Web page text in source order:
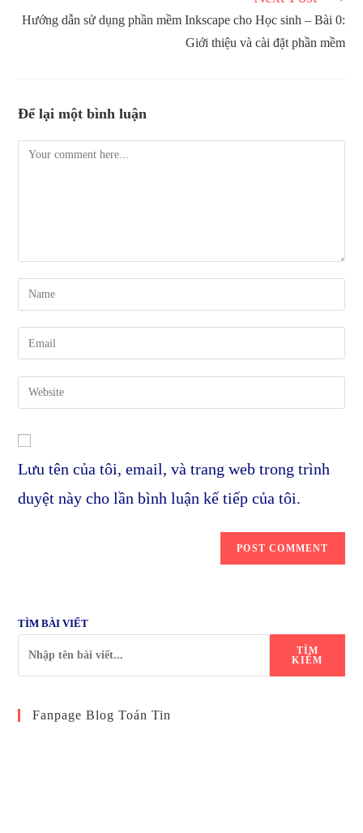
Hướng dẫn sử dụng phần mềm Inkscape cho Học sinh – Bài 0:
Giới thiệu và cài đặt phần mềm
Để lại một bình luận
Comment
Enter
your
name
comment
your
email
address
comment
Enter
your
URL
(optional)
Lưu tên của tôi, email, và trang web trong trình
duyệt này cho lần bình luận kế tiếp của tôi.
TÌM BÀI VIẾT
TÌM
KIẾM
Fanpage Blog Toán Tin